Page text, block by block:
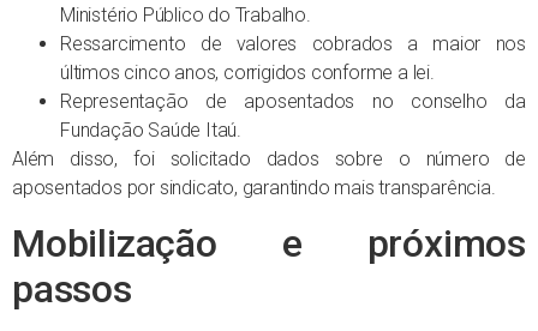
Ministério Público do Trabalho.
Ressarcimento de valores cobrados a maior nos
últimos cinco anos, corrigidos conforme a lei.
Representação de aposentados no conselho da
Fundação Saúde Itaú.
Além disso, foi solicitado dados sobre o número de
aposentados por sindicato, garantindo mais transparência.
Mobilização e próximos
passos